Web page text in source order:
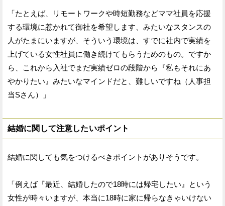
「たとえば、リモートワークや時短勤務などママ社員を応援
する環境に惹かれて御社を希望します、みたいなスタンスの
人がたまにいますが、そういう環境は、すでに社内で実績を
上げている女性社員に働き続けてもらうためのもの。ですか
ら、これから入社でまだ実績ゼロの段階から『私もそれにあ
やかりたい』みたいなマインドだと、難しいですね（人事担
当Sさん）」
結婚に関して注意したいポイント
結婚に関しても気をつけるべきポイントがありそうです。
「例えば『最近、結婚したので18時には帰宅したい』という
女性が時々いますが、本当に18時に家に帰らなきゃいけない